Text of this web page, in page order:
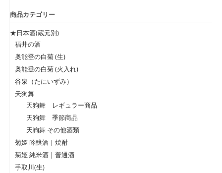
商品カテゴリー
★日本酒(蔵元別)
福井の酒
奥能登の白菊 (生)
奥能登の白菊 (火入れ)
谷泉（たにいずみ）
天狗舞
天狗舞 レギュラー商品
天狗舞 季節商品
天狗舞 その他酒類
菊姫 吟醸酒 | 焼酎
菊姫 純米酒 | 普通酒
手取川(生)